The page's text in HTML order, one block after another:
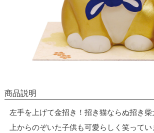
商品説明
左手を上げて金招き！招き猫ならぬ招き柴
上からのぞいた子供も可愛らしく笑ってい